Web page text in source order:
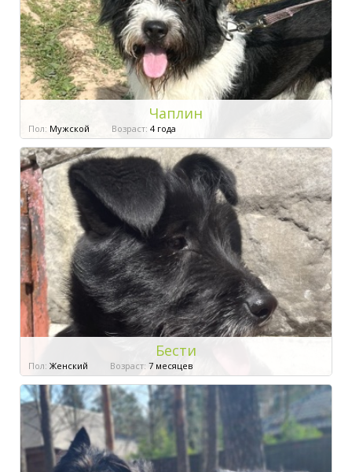
Чаплин
Пол: Мужской Возраст: 4 года
Бести
Пол: Женский Возраст: 7 месяцев